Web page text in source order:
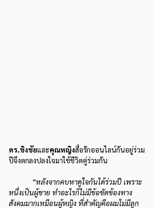
ดร.ชิงชัยและคุณหญิงสื่อรักออนไลน์กันอยู่ร่วม
ปีจึงตกลงปลงใจมาใช้ชีวิตคู่ร่วมกัน
“หลังจากคบหาดูใจกันได้ร่วมปี เพราะ
หนึ่งเป็นผู้ชาย ทำอะไรก็ไม่มีข้อขัดข้องทาง
สังคมมากเหมือนผู้หญิง ที่สำคัญคือผมไม่มีลูก